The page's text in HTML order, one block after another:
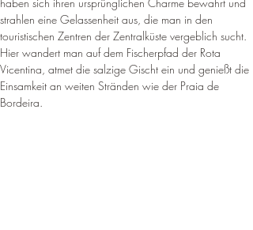
strahlen eine Gelassenheit aus, die man in den
touristischen Zentren der Zentralküste vergeblich sucht.
Hier wandert man auf dem Fischerpfad der Rota
Vicentina, atmet die salzige Gischt ein und genießt die
Einsamkeit an weiten Stränden wie der Praia de
Bordeira.